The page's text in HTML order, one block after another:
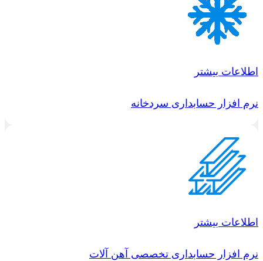
اطلاعات بیشتر
نرم افزار حسابداری سردخانه
اطلاعات بیشتر
نرم افزار حسابداری تخصصی آهن آلات